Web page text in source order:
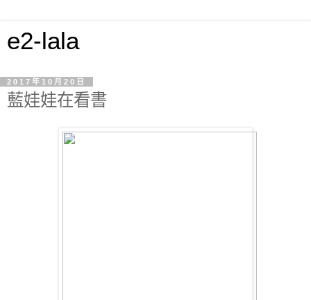
e2-lala
2017年10月20日
藍娃娃在看書